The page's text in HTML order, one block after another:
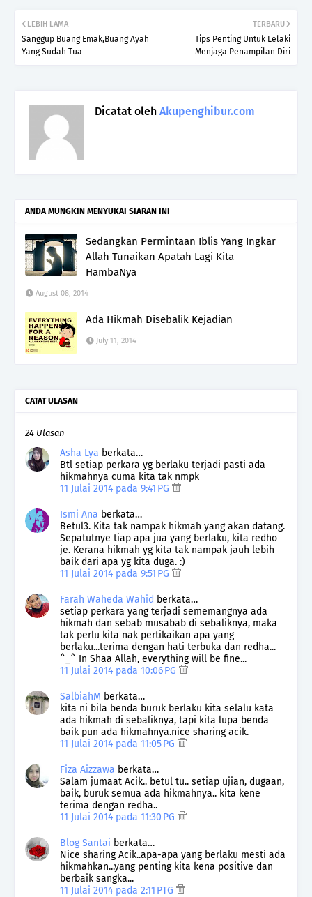
TERBARU
Tips Penting Untuk Lelaki
Menjaga Penampilan Diri
LEBIH LAMA
Sanggup Buang Emak,Buang Ayah
Yang Sudah Tua
Dicatat oleh Akupenghibur.com
ANDA MUNGKIN MENYUKAI SIARAN INI
Sedangkan Permintaan Iblis Yang Ingkar
Allah Tunaikan Apatah Lagi Kita
HambaNya
August 08, 2014
Ada Hikmah Disebalik Kejadian
July 11, 2014
CATAT ULASAN
24 Ulasan
Asha Lya berkata…
Btl setiap perkara yg berlaku terjadi pasti ada
hikmahnya cuma kita tak nmpk
11 Julai 2014 pada 9:41 PG
Ismi Ana berkata…
Betul3. Kita tak nampak hikmah yang akan datang.
Sepatutnye tiap apa jua yang berlaku, kita redho
je. Kerana hikmah yg kita tak nampak jauh lebih
baik dari apa yg kita duga. :)
11 Julai 2014 pada 9:51 PG
Farah Waheda Wahid berkata…
setiap perkara yang terjadi sememangnya ada
hikmah dan sebab musabab di sebaliknya, maka
tak perlu kita nak pertikaikan apa yang
berlaku...terima dengan hati terbuka dan redha...
^_^ In Shaa Allah, everything will be fine...
11 Julai 2014 pada 10:06 PG
SalbiahM berkata…
kita ni bila benda buruk berlaku kita selalu kata
ada hikmah di sebaliknya, tapi kita lupa benda
baik pun ada hikmahnya.nice sharing acik.
11 Julai 2014 pada 11:05 PG
Fiza Aizzawa berkata…
Salam jumaat Acik.. betul tu.. setiap ujian, dugaan,
baik, buruk semua ada hikmahnya.. kita kene
terima dengan redha..
11 Julai 2014 pada 11:30 PG
Blog Santai berkata…
Nice sharing Acik..apa-apa yang berlaku mesti ada
hikmahkan...yang penting kita kena positive dan
berbaik sangka...
11 Julai 2014 pada 2:11 PTG